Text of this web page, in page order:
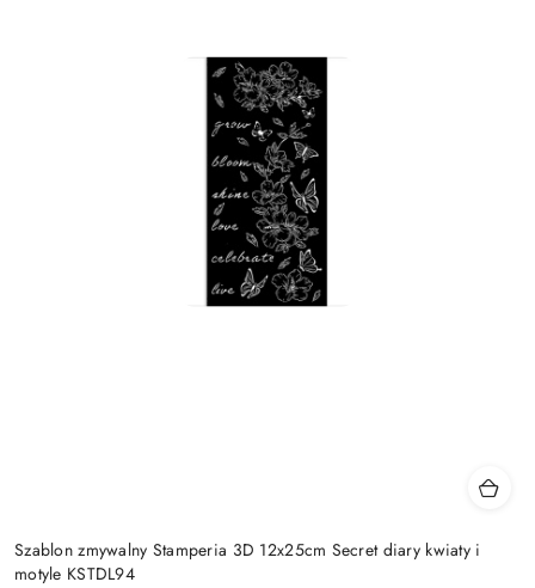
Szablon zmywalny Stamperia 3D 12x25cm Secret diary kwiaty i
motyle KSTDL94